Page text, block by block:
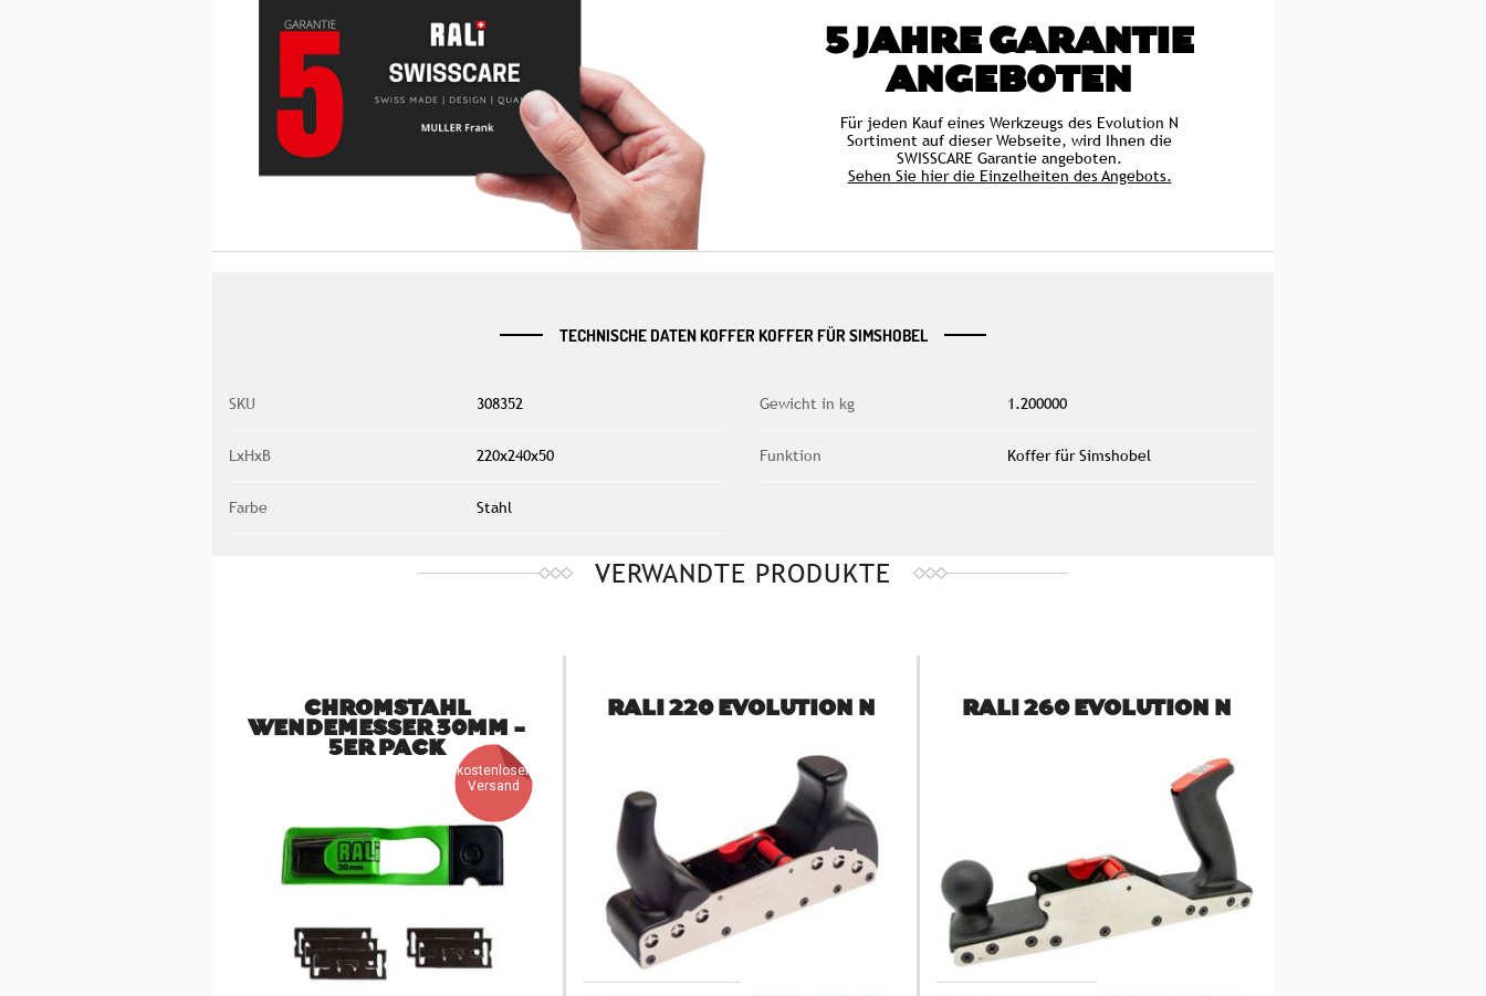
5 JAHRE GARANTIE
ANGEBOTEN
Für jeden Kauf eines Werkzeugs des Evolution N
Sortiment auf dieser Webseite, wird Ihnen die
SWISSCARE Garantie angeboten.
Sehen Sie hier die Einzelheiten des Angebots.
TECHNISCHE DATEN KOFFER KOFFER FÜR SIMSHOBEL
SKU 308352
LxHxB 220x240x50
Farbe Stahl
Gewicht in kg 1.200000
Funktion Koffer für Simshobel
VERWANDTE PRODUKTE
CHROMSTAHL
WENDEMESSER 30MM -
5ER PACK
kostenloser
Versand
RALI 220 EVOLUTION N RALI 260 EVOLUTION N